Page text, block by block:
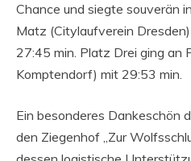
Chance und siegte souverän
Matz (Citylaufverein
27:45 min. Platz Drei ging an
Komptendorf) mit 29:53 min.
Ein besonderes Dankeschön
den Ziegenhof „Zur